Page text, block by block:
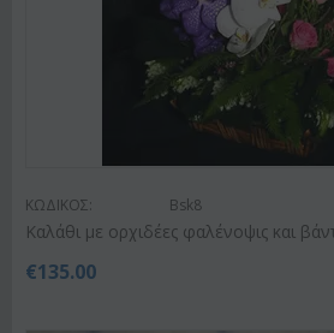
ΚΩΔΙΚΟΣ: Bsk8
Καλάθι με ορχιδέες φαλένοψις και
€135.00